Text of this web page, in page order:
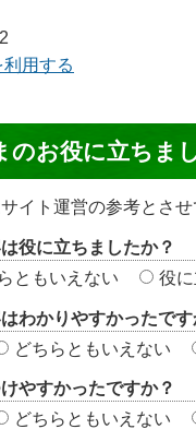
用する
のお役に立ちま
イト運営の参考とさせ
役に立ちましたか？
ともいえない 役
わかりやすかったです
どちらともいえない
やすかったですか？
どちらともいえない